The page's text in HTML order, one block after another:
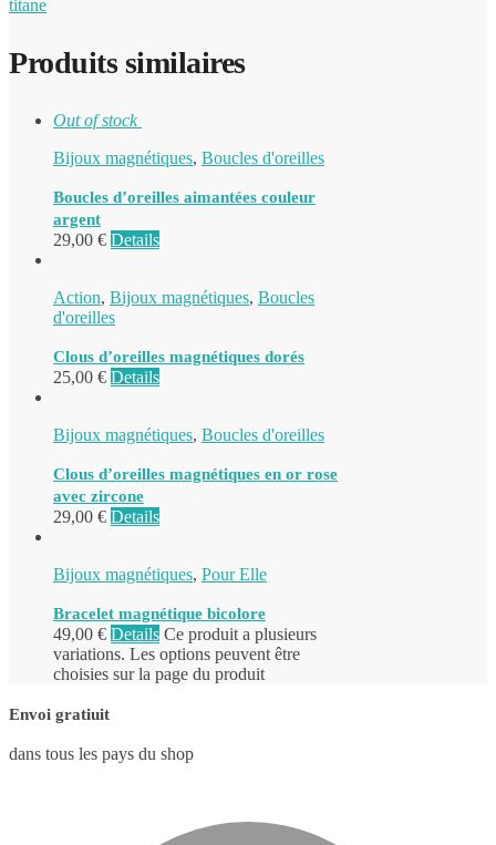
titane
Produits similaires
Out of stock
Bijoux magnétiques, Boucles d'oreilles
Boucles d’oreilles aimantées couleur
argent
29,00 € Details
Action, Bijoux magnétiques, Boucles
d'oreilles
Clous d’oreilles magnétiques dorés
25,00 € Details
Bijoux magnétiques, Boucles d'oreilles
Clous d’oreilles magnétiques en or rose
avec zircone
29,00 € Details
Bijoux magnétiques, Pour Elle
Bracelet magnétique bicolore
49,00 € Details Ce produit a plusieurs
variations. Les options peuvent être
choisies sur la page du produit
Envoi gratiuit
dans tous les pays du shop